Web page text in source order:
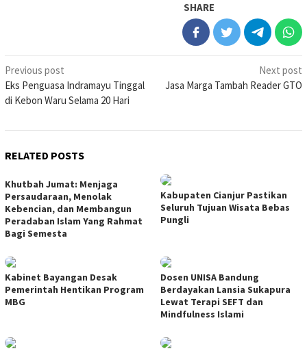
SHARE
Post
navigation
Previous post
Eks Penguasa Indramayu Tinggal
di Kebon Waru Selama 20 Hari
Next post
Jasa Marga Tambah Reader GTO
RELATED POSTS
Khutbah Jumat: Menjaga
Persaudaraan, Menolak
Kebencian, dan Membangun
Peradaban Islam Yang Rahmat
Bagi Semesta
Kabupaten Cianjur Pastikan
Seluruh Tujuan Wisata Bebas
Pungli
Kabinet Bayangan Desak
Pemerintah Hentikan Program
MBG
Dosen UNISA Bandung
Berdayakan Lansia Sukapura
Lewat Terapi SEFT dan
Mindfulness Islami